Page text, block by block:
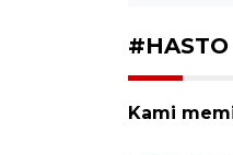
#HASTO
Kami